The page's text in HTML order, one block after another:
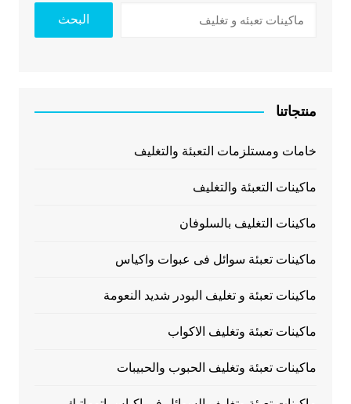
البحث
منتجاتنا
خامات ومستلزمات التعبئة والتغليف
ماكينات التعبئة والتغليف
ماكينات التغليف بالسلوفان
ماكينات تعبئة سوائل فى عبوات واكياس
ماكينات تعبئة و تغليف البودر شديد النعومة
ماكينات تعبئة وتغليف الاكواب
ماكينات تعبئة وتغليف الحبوب والحبيبات